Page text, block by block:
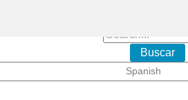
Spanish